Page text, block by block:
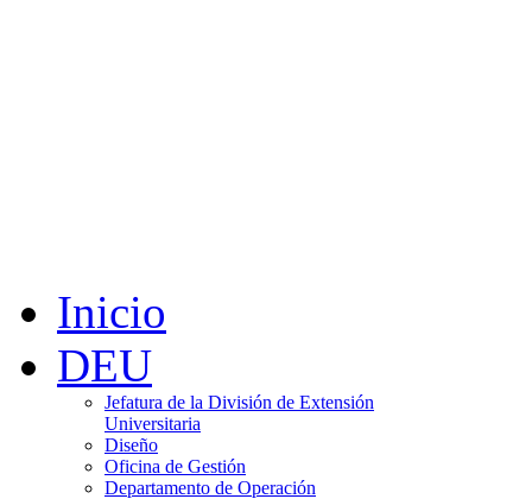
Inicio
DEU
Jefatura de la División de Extensión
Universitaria
Diseño
Oficina de Gestión
Departamento de Operación